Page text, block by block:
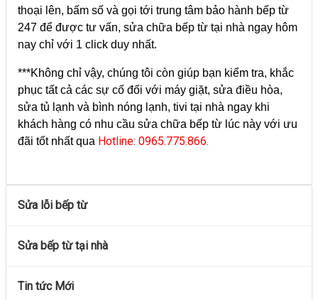
thoại lên, bấm số và gọi tới trung tâm bảo hành bếp từ
247 để được tư vấn, sửa chữa bếp từ tại nhà ngay hôm
nay chỉ với 1 click duy nhất.
***Không chỉ vậy, chúng tôi còn giúp bạn kiểm tra, khắc
phục tất cả các sự cố đối với máy giặt, sửa điều hòa,
sửa tủ lạnh và bình nóng lạnh, tivi tại nhà ngay khi
khách hàng có nhu cầu sửa chữa bếp từ lúc này với ưu
đãi tốt nhất qua Hotline: 0965.775.866.
Sửa lỗi bếp từ
Sửa bếp từ tại nhà
Tin tức Mới